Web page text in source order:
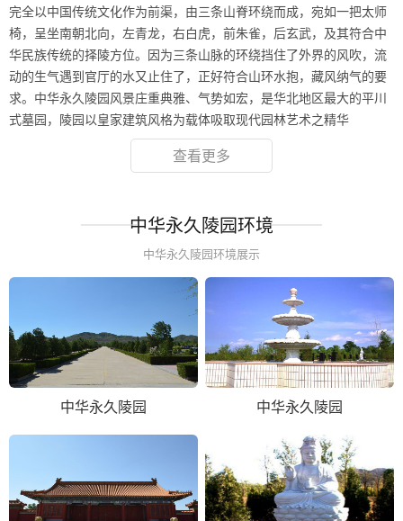
完全以中国传统文化作为前渠，由三条山脊环绕而成，宛如一把太师
椅，呈坐南朝北向，左青龙，右白虎，前朱雀，后玄武，及其符合中
华民族传统的择陵方位。因为三条山脉的环绕挡住了外界的风吹，流
动的生气遇到官厅的水又止住了，正好符合山环水抱，藏风纳气的要
求。中华永久陵园风景庄重典雅、气势如宏，是华北地区最大的平川
式墓园，陵园以皇家建筑风格为载体吸取现代园林艺术之精华
查看更多
中华永久陵园环境
中华永久陵园环境展示
中华永久陵园 中华永久陵园